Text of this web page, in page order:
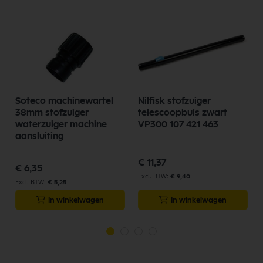
Soteco machinewartel
38mm stofzuiger
waterzuiger machine
aansluiting
€ 6,35
€ 5,25
In winkelwagen
Nilfisk stofzuiger
telescoopbuis zwart
VP300 107 421 463
€ 11,37
€ 9,40
In winkelwagen